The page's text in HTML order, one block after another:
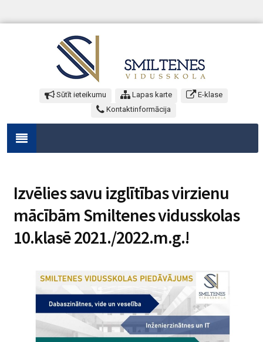
Sūtīt ieteikumu Lapas karte
E-klase
Kontaktinformācija
Izvēlies savu izglītības virzienu
mācībām Smiltenes vidusskolas
10.klasē 2021./2022.m.g.!